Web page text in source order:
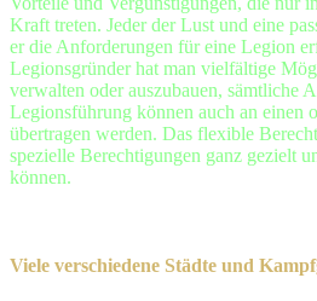
Kraft treten. Jeder der Lust und eine
er die Anforderungen für eine Legion
Legionsgründer hat man vielfältige
verwalten oder auszubauen, sämtliche
Legionsführung können auch an einen
übertragen werden. Das flexible
spezielle Berechtigungen ganz gezielt
können.
Viele verschiedene Städte und